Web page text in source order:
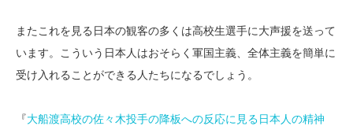
またこれを見る日本の観客の多くは高校生選手に大声援を送って
います。こういう日本人はおそらく軍国主義、全体主義を簡単に
受け入れることができる人たちになるでしょう。
『大船渡高校の佐々木投手の降板への反応に見る日本人の精神